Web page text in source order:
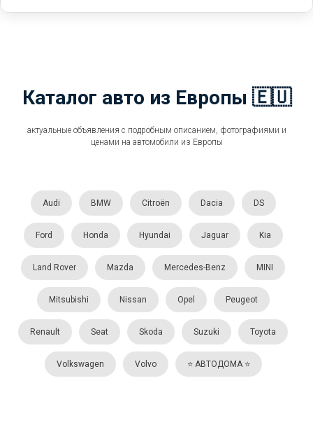
Каталог авто из Европы 🇪🇺
актуальные объявления с подробным описанием, фотографиями и
ценами на автомобили из Европы
Audi BMW Citroën Dacia DS
Ford Honda Hyundai Jaguar Kia
Land Rover Mazda Mercedes-Benz MINI
Mitsubishi Nissan Opel Peugeot
Renault Seat Skoda Suzuki Toyota
Volkswagen Volvo ⭐️ АВТОДОМА ⭐️